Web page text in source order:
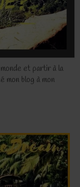
et partir à la
mon blog à mon